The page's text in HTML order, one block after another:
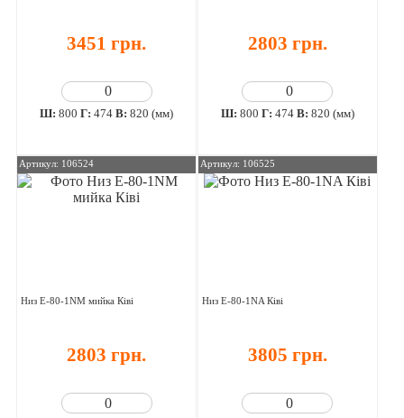
3451 грн.
Ш:800 Г:474 В:820 (мм)
2803 грн.
Ш: 800 Г: 474В: 820 (мм)
Артикул: 106524
Низ E-80-1NM мийка Ківі
2803 грн.
Артикул: 106525
Низ E-80-1NA Ківі
3805 грн.